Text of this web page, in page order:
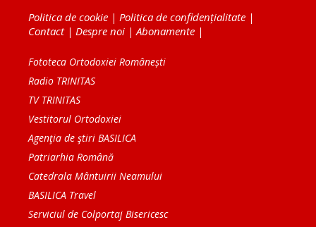
Politica de cookie | Politica de confidențialitate |
Contact| Despre noi |Abonamente |
Fototeca Ortodoxiei Românești
Radio TRINITAS
TV TRINITAS
Vestitorul Ortodoxiei
Agenţia de ştiri BASILICA
Patriarhia Română
Catedrala Mântuirii Neamului
BASILICA Travel
Serviciul de Colportaj Bisericesc